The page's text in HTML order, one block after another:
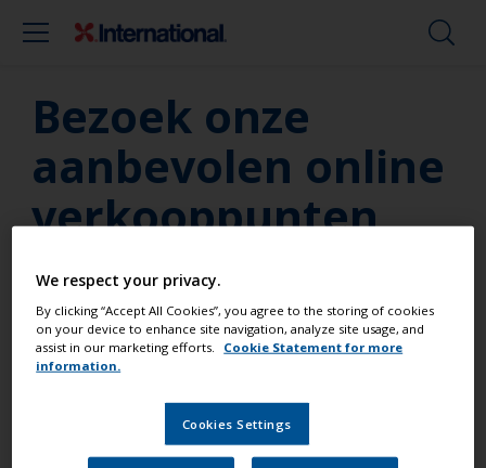
Bezoek onze
aanbevolen online
verkooppunten
Met online verkooppunten over de hele wereld
bent u nog dichter bij de producten die u nodig
heeft. Omdat de winkels in grootte variëren,
hebben sommige meer producten en verschillende
bezorgopties dan andere.
Liever persoonlijk winkelen? Klik hieronder om ons
aanbod van fysieke winkels te bekijken:
We respect your privacy.
By clicking “Accept All Cookies”, you agree to the storing of cookies
on your device to enhance site navigation, analyze site usage, and
assist in our marketing efforts.
Cookie Statement for more
information.
Cookies Settings